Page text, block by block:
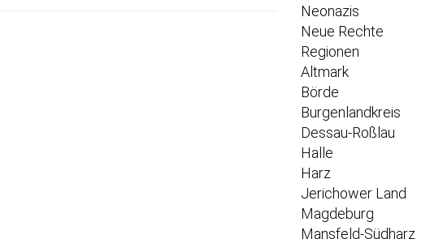
Neonazis
Neue Rechte
Regionen
Altmark
Börde
Burgenlandkreis
Dessau-Roßlau
Halle
Harz
Jerichower Land
Magdeburg
Mansfeld-Südharz